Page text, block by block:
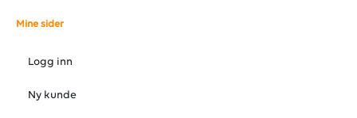
Mine sider
Logg inn
Ny kunde